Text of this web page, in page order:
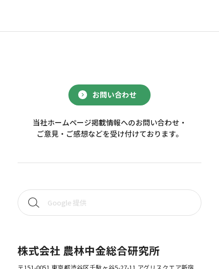
お問い合わせ
当社ホームページ掲載情報へのお問い合わせ・
ご意見・ご感想などを受け付けております。
株式会社 農林中金総合研究所
〒151-0051 東京都渋谷区千駄ヶ谷5-27-11 アグリスクエア新宿